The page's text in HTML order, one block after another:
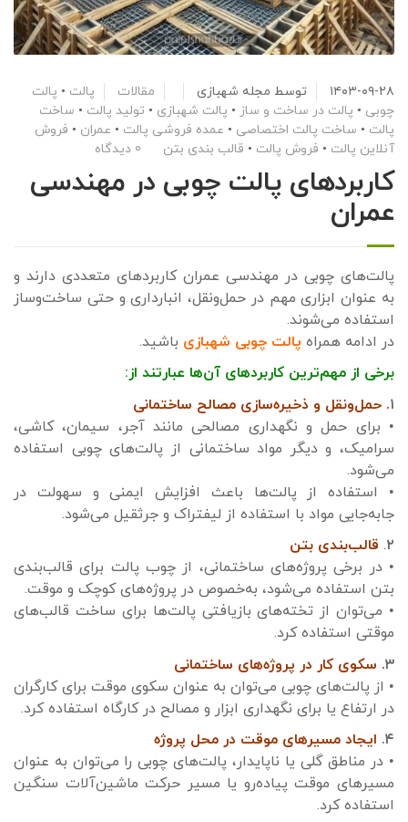
۱۴۰۳-۰۹-۲۸ توسط مجله شهبازی مقالات پالت • پالت
چوبی • پالت در ساخت و ساز • پالت شهبازی • تولید پالت • ساخت
پالت • ساخت پالت اختصاصی • عمده فروشی پالت • عمران • فروش
آنلاین پالت • فروش پالت • قالب بندی بتن 0 دیدگاه
کاربردهای پالت چوبی در مهندسی
عمران
پالت‌های چوبی در مهندسی عمران کاربردهای متعددی دارند و
به عنوان ابزاری مهم در حمل‌ونقل، انبارداری و حتی ساخت‌وساز
استفاده می‌شوند.
در ادامه همراه پالت چوبی شهبازی باشید.
برخی از مهم‌ترین کاربردهای آن‌ها عبارتند از:
۱. حمل‌ونقل و ذخیره‌سازی مصالح ساختمانی
• برای حمل و نگهداری مصالحی مانند آجر، سیمان، کاشی،
سرامیک، و دیگر مواد ساختمانی از پالت‌های چوبی استفاده
می‌شود.
• استفاده از پالت‌ها باعث افزایش ایمنی و سهولت در
جابه‌جایی مواد با استفاده از لیفتراک و جرثقیل می‌شود.
۲. قالب‌بندی بتن
• در برخی پروژه‌های ساختمانی، از چوب پالت برای قالب‌بندی
بتن استفاده می‌شود، به‌خصوص در پروژه‌های کوچک و موقت.
• می‌توان از تخته‌های بازیافتی پالت‌ها برای ساخت قالب‌های
موقتی استفاده کرد.
۳. سکوی کار در پروژه‌های ساختمانی
• از پالت‌های چوبی می‌توان به عنوان سکوی موقت برای کارگران
در ارتفاع یا برای نگهداری ابزار و مصالح در کارگاه استفاده کرد.
۴. ایجاد مسیرهای موقت در محل پروژه
• در مناطق گلی یا ناپایدار، پالت‌های چوبی را می‌توان به عنوان
مسیرهای موقت پیاده‌رو یا مسیر حرکت ماشین‌آلات سنگین
استفاده کرد.